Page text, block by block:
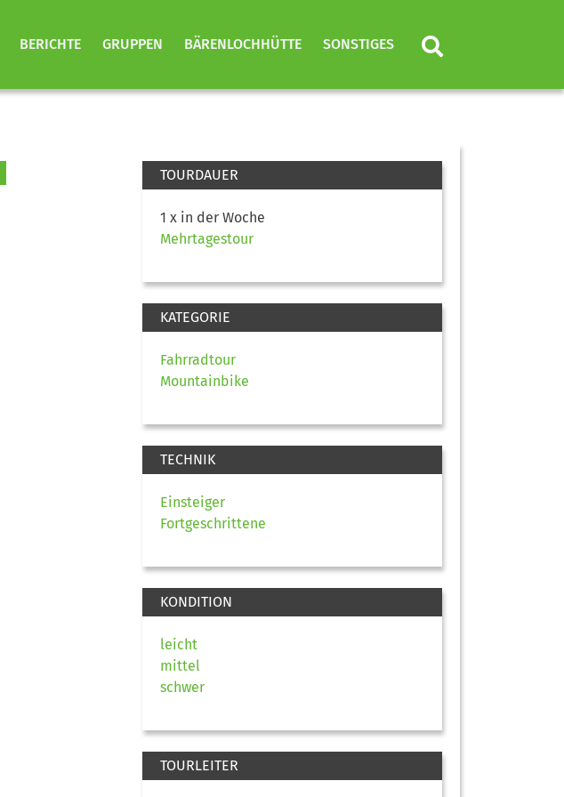
BERICHTE GRUPPEN BÄRENLOCHHÜTTE SONSTIGES
TOURDAUER
1 x in der Woche
Mehrtagestour
KATEGORIE
Fahrradtour
Mountainbike
TECHNIK
Einsteiger
Fortgeschrittene
KONDITION
leicht
mittel
schwer
TOURLEITER